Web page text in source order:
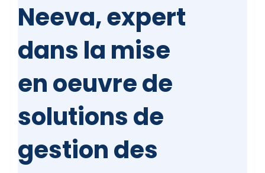
Neeva, expert
dans la mise
en oeuvre de
solutions de
gestion des